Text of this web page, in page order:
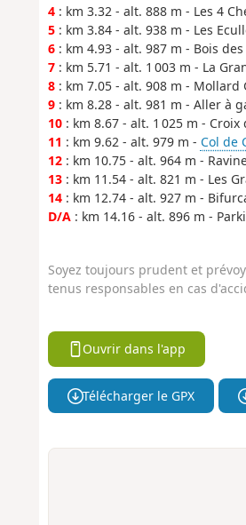
4: km 3.32 - alt. 888 m - Les 4
5: km 3.84 - alt. 938 m - Les
6: km 4.93 - alt. 987 m - Bois des
7: km 5.71 - alt. 1 003 m - La
8: km 7.05 - alt. 908 m - Mollard
9: km 8.28 - alt. 981 m - Aller à
10: km 8.67 - alt. 1 025 m - Croix
11 : km 9.62 - alt. 979 m - Col de
12: km 10.75 - alt. 964 m -
13: km 11.54 - alt. 821 m - Les
14: km 12.74 - alt. 927 m -
D/A: km 14.16 - alt. 896 m -
Soyez toujours prudent et
tenus responsables en cas
Ouvrir dans l'app
Télécharger le GPX